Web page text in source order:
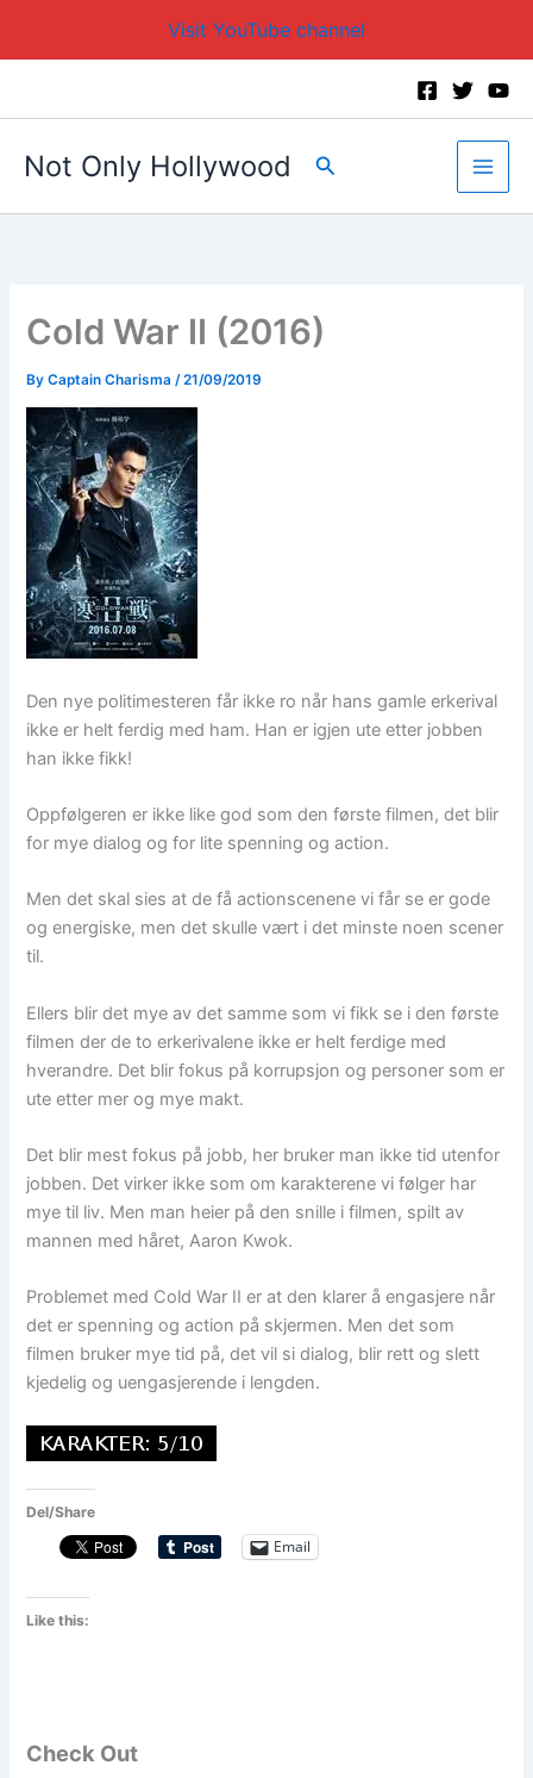
Visit YouTube channel
Not Only Hollywood Search
Cold War II (2016)
ByCaptain Charisma /21/09/2019
Den nye politimesteren får ikke ro når hans gamle erkerival
ikke er helt ferdig med ham. Han er igjen ute etter jobben
han ikke fikk!
Oppfølgeren er ikke like god som den første filmen, det blir
for mye dialog og for lite spenning og action.
Men det skal sies at de få actionscenene vi får se er gode
og energiske, men det skulle vært i det minste noen scener
til.
Ellers blir det mye av det samme som vi fikk se i den første
filmen der de to erkerivalene ikke er helt ferdige med
hverandre. Det blir fokus på korrupsjon og personer som er
ute etter mer og mye makt.
Det blir mest fokus på jobb, her bruker man ikke tid utenfor
jobben. Det virker ikke som om karakterene vi følger har
mye til liv. Men man heier på den snille i filmen, spilt av
mannen med håret, Aaron Kwok.
Problemet med Cold War II er at den klarer å engasjere når
det er spenning og action på skjermen. Men det som
filmen bruker mye tid på, det vil si dialog, blir rett og slett
kjedelig og uengasjerende i lengden.
Del/Share
Email
Like this:
Check Out